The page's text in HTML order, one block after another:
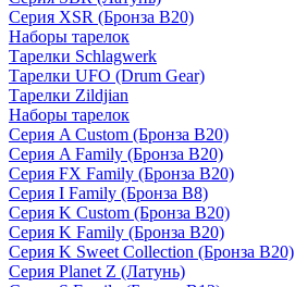
Серия XSR (Бронза B20)
Наборы тарелок
Тарелки Schlagwerk
Тарелки UFO (Drum Gear)
Тарелки Zildjian
Наборы тарелок
Серия A Custom (Бронза B20)
Серия A Family (Бронза B20)
Серия FX Family (Бронза B20)
Серия I Family (Бронза B8)
Серия K Custom (Бронза B20)
Серия K Family (Бронза B20)
Серия K Sweet Collection (Бронза B20)
Серия Planet Z (Латунь)